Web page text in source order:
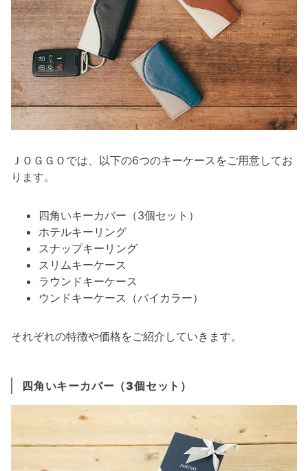
ＪＯＧＧＯでは、以下の6つのキーケースをご用意してお
ります。
四角いキーカバー（3個セット）
ホテルキーリング
スナップキーリング
スリムキーケース
ラウンドキーケース
ウンドキーケース（バイカラー）
それぞれの特徴や価格をご紹介していきます。
四角いキーカバー（3個セット）